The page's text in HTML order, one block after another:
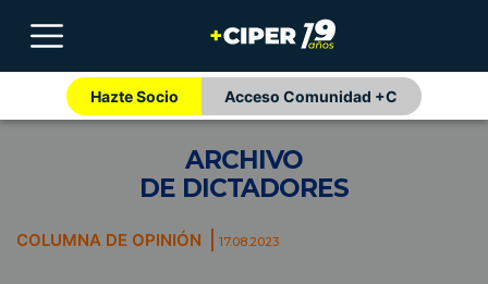
Hazte Socio Acceso Comunidad +C
ARCHIVO
DE DICTADORES
COLUMNA DE OPINIÓN 17.08.2023